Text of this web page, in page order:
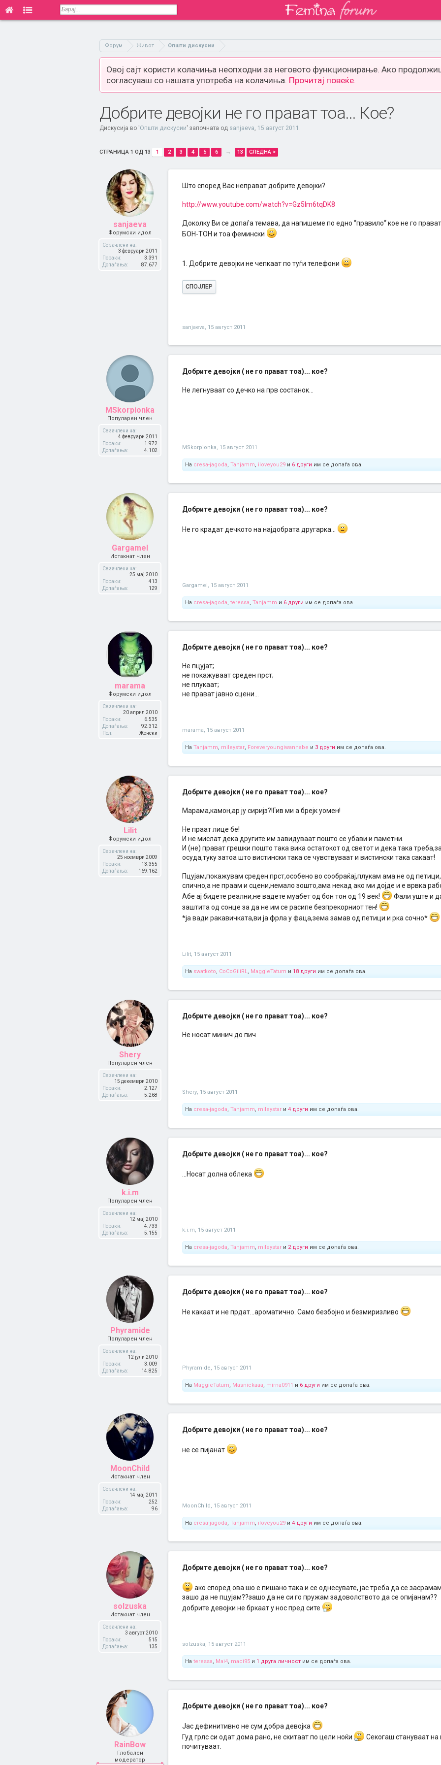
Форум Живот Општи дискусии
Овој сајт користи колачиња неопходни за неговото функционирање. Ако
согласуваш со нашата употреба на колачиња. Прочитај повеќе.
Добрите девојки не го прават тоа... Кое?
Дискусија во 'Општи дискусии' започната од sanjaeva, 15 август 2011 .
СТРАНИЦА 1 ОД 13 1 2 3 4 5 6 → 13 СЛЕДНА >
sanjaeva
Форумски идол
Се зачлени на:
3 февруари 2011
Пораки:
3.391
Допаѓања:
87.677
Што според Вас неправат добрите девојки?
http://www.youtube.com/watch?v=Gz5Im6tqDK8
Доколку Ви се допаѓа темава, да напишеме по едно “правило“ кое не го
БОН-ТОН и тоа фемински
1. Добрите девојки не чепкаат по туѓи телефони
СПОЈЛЕР
sanjaeva, 15 август 2011
MSkorpionka
Популарен член
Се зачлени на:
4 февруари 2011
Пораки:
1.972
Допаѓања:
4.102
Добрите девојки ( не го прават тоа)... кое?
Не легнуваат со дечко на прв состанок...
MSkorpionka, 15 август 2011
На cresa-jagoda, Tanjamm, iloveyou29 и 6 други им се допаѓа ова.
Gargamel
Истакнат член
Се зачлени на:
25 мај 2010
Пораки:
413
Допаѓања:
129
Добрите девојки ( не го прават тоа)... кое?
Не го крадат дечкото на најдобрата другарка...
Gargamel, 15 август 2011
На cresa-jagoda, teressa, Tanjamm и 6 други им се допаѓа ова.
marama
Форумски идол
Се зачлени на:
20 април 2010
Пораки:
6.535
Допаѓања:
92.312
Пол:
Женски
Добрите девојки ( не го прават тоа)... кое?
Не пцујат;
не покажуваат среден прст;
не плукаат;
не прават јавно сцени...
marama, 15 август 2011
На Tanjamm, mileystar, Foreveryoungiwannabe и 3 други им се допаѓа ова.
Lilit
Форумски идол
Се зачлени на:
25 ноември 2009
Пораки:
13.355
Допаѓања:
169.162
Добрите девојки ( не го прават тоа)... кое?
Марама,камон,ар ју сиријз?!Гив ми а брејк уомен!
Не праат лице бе!
И не мислат дека другите им завидуваат пошто се убави и паметни.
И (не) прават грешки пошто така вика остатокот од светот и дека така
осуда,туку затоа што вистински така се чувствуваат и вистински така сакаат!
Пцујам,покажувам среден прст,особено во сообраќај,плукам ама не од
слично,а не праам и сцени,немало зошто,ама некад ако ми дојде и е врвка
Абе ај бидете реални,не вадете муабет од бон тон од 19 век!
Фали уште и
заштита од сонце за да не им се расипе безпрекорниот тен!
*ја вади ракавичката,ви ја фрла у фаца,зема замав од петици и рка сочно*
Lilit, 15 август 2011
На swatkoto, CoCoGiiiRL, MaggieTatum и 18 други им се допаѓа ова.
Shery
Популарен член
Се зачлени на:
15 декември 2010
Пораки:
2.127
Допаѓања:
5.268
Добрите девојки ( не го прават тоа)... кое?
Не носат минич до пич
Shery, 15 август 2011
На cresa-jagoda, Tanjamm, mileystar и 4 други им се допаѓа ова.
k.i.m
Популарен член
Се зачлени на:
12 мај 2010
Пораки:
4.733
Допаѓања:
5.155
Добрите девојки ( не го прават тоа)... кое?
...Носат долна облека
k.i.m, 15 август 2011
На cresa-jagoda, Tanjamm, mileystar и 2 други им се допаѓа ова.
Phyramide
Популарен член
Се зачлени на:
12 јули 2010
Пораки:
3.009
Допаѓања:
14.825
Добрите девојки ( не го прават тоа)... кое?
Не какаат и не прдат...ароматично. Само безбојно и безмиризливо
Phyramide, 15 август 2011
На MaggieTatum, Masnickaaa, mirna0911 и 6 други им се допаѓа ова.
MoonChild
Истакнат член
Се зачлени на:
14 мај 2011
Пораки:
252
Допаѓања:
96
Добрите девојки ( не го прават тоа)... кое?
не се пијанат
MoonChild, 15 август 2011
На cresa-jagoda, Tanjamm, iloveyou29 и 4 други им се допаѓа ова.
solzuska
Истакнат член
Се зачлени на:
3 август 2010
Пораки:
515
Допаѓања:
135
Добрите девојки ( не го прават тоа)... кое?
ако според ова шо е пишано така и се однесувате, јас треба да се
зашо да не пцујам??зашо да не си го пружам задоволството да се опијанам??
добрите девојки не бркаат у нос пред сите
solzuska, 15 август 2011
На teressa, Mai4, maci95 и 1 друга личност им се допаѓа ова.
RainBow
Глобален
модератор
Добрите девојки ( не го прават тоа)... кое?
Јас дефинитивно не сум добра девојка
Гуд грлс си одат дома рано, не скитаат по цели ноќи
Секогаш стануваат на
почитуваат.